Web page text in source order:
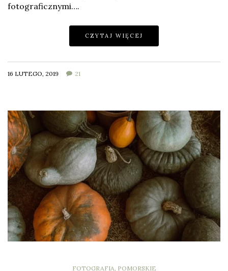
fotograficznymi….
CZYTAJ WIĘCEJ
16 LUTEGO, 2019 21
FOTOGRAFIA POMORSKIE